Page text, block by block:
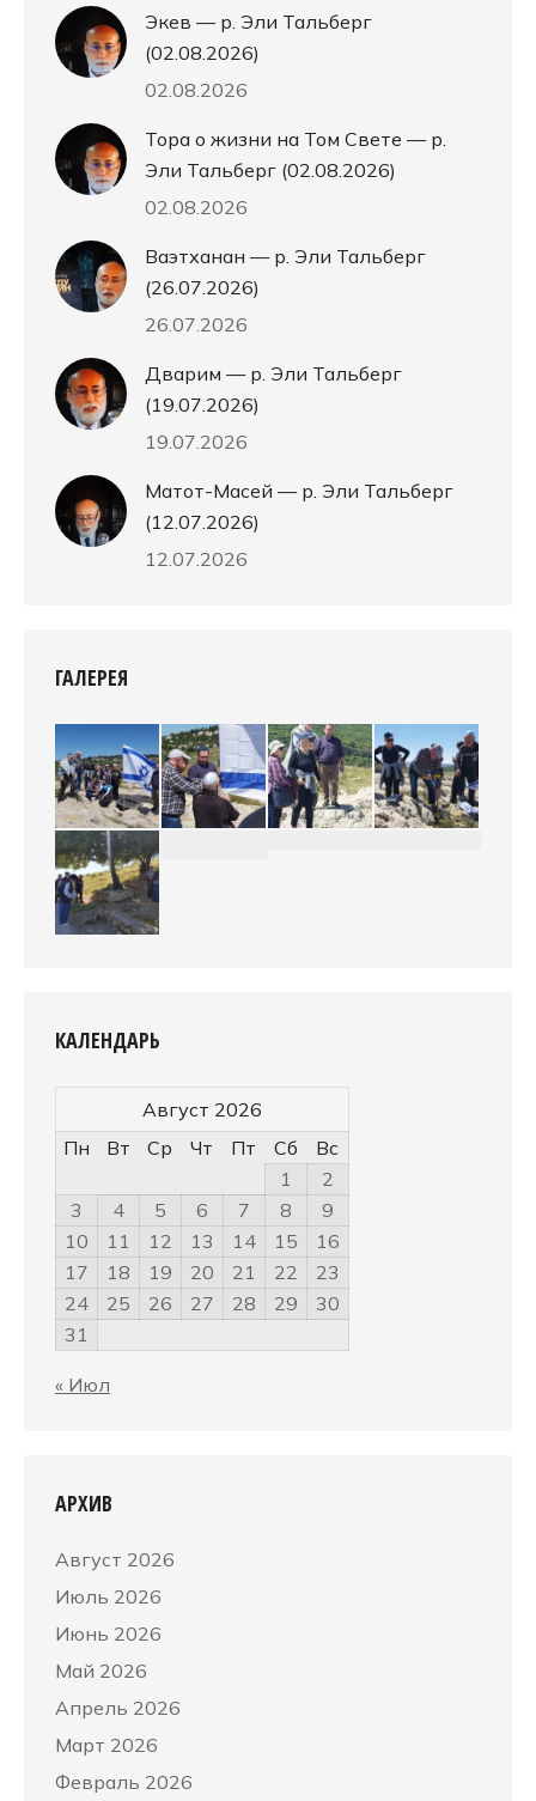
Экев — р. Эли Тальберг
(02.08.2026)
02.08.2026
Тора о жизни на Том Свете — р.
Эли Тальберг (02.08.2026)
02.08.2026
Ваэтханан — р. Эли Тальберг
(26.07.2026)
26.07.2026
Дварим — р. Эли Тальберг
(19.07.2026)
19.07.2026
Матот-Масей — р. Эли Тальберг
(12.07.2026)
12.07.2026
ГАЛЕРЕЯ
КАЛЕНДАРЬ
Август 2026
Пн
Вт Ср Чт Пт Сб
Вс
1
2
3
4 5 6 7 8
9
10
11 12 13 14 15
16
17
18 19 20 21 22
23
24
25 26 27 28 29
30
31
« Июл
АРХИВ
Август 2026
Июль 2026
Июнь 2026
Май 2026
Апрель 2026
Март 2026
Февраль 2026